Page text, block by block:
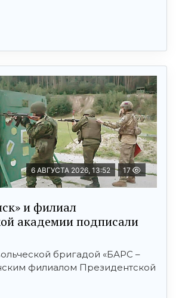
6 АВГУСТА 2026, 13:52 17
и филиал
академии подписали
бригадой «БАРС –
филиалом Президентской